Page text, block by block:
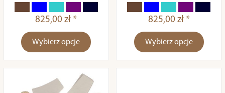
825,00 zł *
Wybierz opcje
825,00 zł *
Wybierz opcje